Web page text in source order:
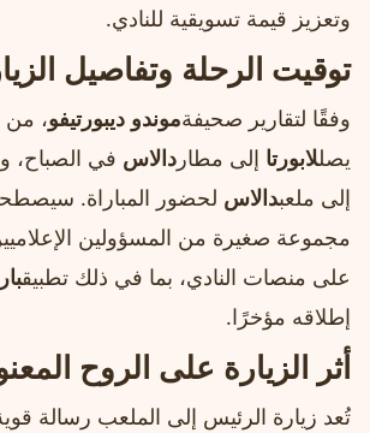
وتعزيز قيمة تسويقية للنادي.
توقيت الرحلة وتفاصيل
وفقًا لتقارير صحيفةموندو ديبورتيفو، من
يصللابورتا إلى مطار دالاس في الصباح،
إلى ملعبدالاس لحضور المباراة.
مجموعة صغيرة من المسؤولين
على منصات النادي، بما في ذلك تطبيق
إطلاقه مؤخرًا.
أثر الزيارة على الروح
تُعد زيارة الرئيس إلى الملعب رسالة